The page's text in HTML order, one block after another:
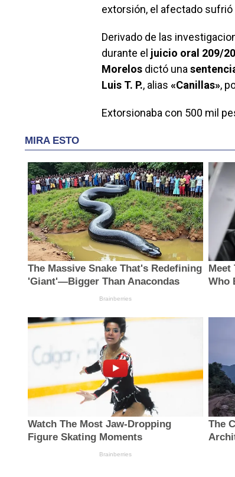
extorsión, el afectado
Derivado de las
durante el juicio oral 209/
Morelos dictó una
Luis T. P., alias «Canillas»,
Extorsionaba con 500 mil